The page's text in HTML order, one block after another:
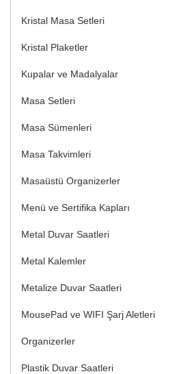
Kristal Masa Setleri
Kristal Plaketler
Kupalar ve Madalyalar
Masa Setleri
Masa Sümenleri
Masa Takvimleri
Masaüstü Organizerler
Menü ve Sertifika Kapları
Metal Duvar Saatleri
Metal Kalemler
Metalize Duvar Saatleri
MousePad ve WIFI Şarj Aletleri
Organizerler
Plastik Duvar Saatleri